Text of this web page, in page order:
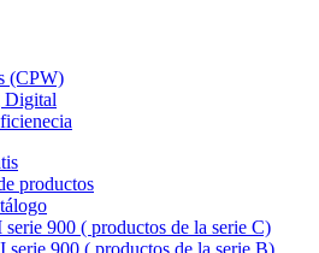
(CPW)
Digital
productos
900 ( productos de la serie C)
serie 900 ( productos de la serie B)